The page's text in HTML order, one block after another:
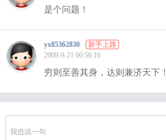
是个问题！
yx85362830
新手上路
2009-9-21 00:56:16
穷则至善其身，达则兼济天下！